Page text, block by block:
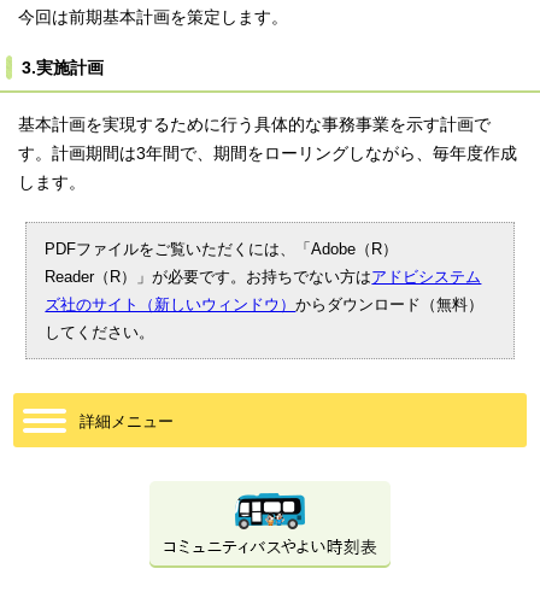
今回は前期基本計画を策定します。
3.実施計画
基本計画を実現するために行う具体的な事務事業を示す計画で
す。計画期間は3年間で、期間をローリングしながら、毎年度作成
します。
PDFファイルをご覧いただくには、「Adobe（R）
Reader（R）」が必要です。お持ちでない方はアドビシステム
ズ社のサイト（新しいウィンドウ）からダウンロード（無料）
してください。
詳細メニュー